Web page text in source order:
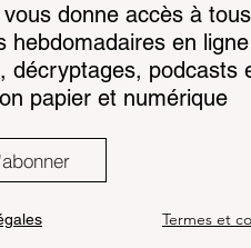
Réduire et maîtriser
dépendances
l’Europe doit
donne accès à tous
hebdomadaires en
décryptages, podcasts
papier et numérique
Termes et